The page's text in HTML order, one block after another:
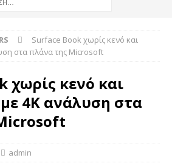
Surface Book χωρίς κενό και
στα πλάνα της Microsoft
χωρίς κενό και
4K ανάλυση στα
admin